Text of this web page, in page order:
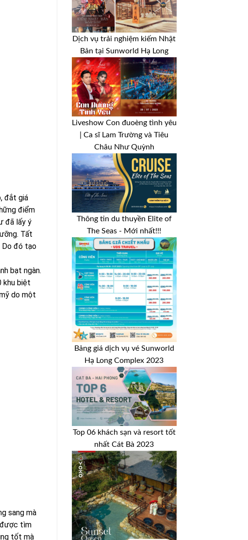
đắt giá
điểm
đã lấy ý
Tất
Do đó tạo
bạt ngàn.
khu biệt
do một
sang mà
được tìm
tốt mà
Dịch vụ trải nghiệm kiếm Nhật
Bản tại Sunworld Hạ Long
Liveshow Con đuoèng tình yêu
| Ca sĩ Lam Trường và Tiêu
Châu Như Quỳnh
Thông tin du thuyền Elite of
The Seas - Mới nhất!!!
Bảng giá dịch vụ vé Sunworld
Hạ Long Complex 2023
Top 06 khách sạn và resort tốt
nhất Cát Bà 2023